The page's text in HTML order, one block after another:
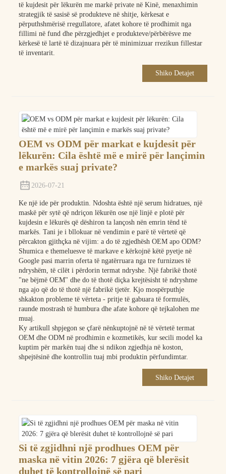
të kujdesit për lëkurën me markë private në Kinë, menaxhimin
strategjik të sasisë së produkteve në shitje, kërkesat e
përputhshmërisë rregullatore, afatet kohore të prodhimit nga
fillimi në fund dhe përzgjedhjet e produkteve/përbërësve me
kërkesë të lartë të dizajnuara për të minimizuar rrezikun fillestar
të inventarit.
Shiko Detajet
OEM vs ODM për markat e kujdesit për
lëkurën: Cila është më e mirë për lançimin
e markës suaj private?
2026-07-21
Ke një ide për produktin. Ndoshta është një serum hidratues, një
maskë për sytë që ndriçon lëkurën ose një linjë e plotë për
kujdesin e lëkurës që dëshiron ta lançosh nën emrin tënd të
markës. Tani je i bllokuar në vendimin e parë të vërtetë që
përcakton gjithçka në vijim: a do të zgjedhësh OEM apo ODM?
Shumica e themeluesve të markave e kërkojnë këtë pyetje në
Google pasi marrin oferta të ngatërruara nga tre furnizues të
ndryshëm, të cilët i përdorin termat ndryshe. Një fabrikë thotë
"ne bëjmë OEM" dhe do të thotë diçka krejtësisht të ndryshme
nga ajo që do të thotë një fabrikë tjetër. Kjo mospërputhje
shkakton probleme të vërteta - pritje të gabuara të formulës,
raunde mostrash të humbura dhe afate kohore që tejkalohen me
muaj.
Ky artikull shpjegon se çfarë nënkuptojnë në të vërtetë termat
OEM dhe ODM në prodhimin e kozmetikës, kur secili model ka
kuptim për markën tuaj dhe si ndikon zgjedhja në koston,
shpejtësinë dhe kontrollin tuaj mbi produktin përfundimtar.
Shiko Detajet
Si të zgjidhni një prodhues OEM për
maska ​​në vitin 2026: 7 gjëra që blerësit
duhet të kontrollojnë së pari